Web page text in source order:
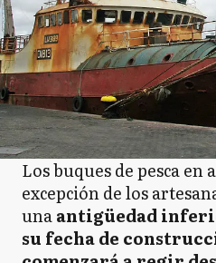
Los buques de pesca en
excepción de los
unaantigüedad
su fecha de